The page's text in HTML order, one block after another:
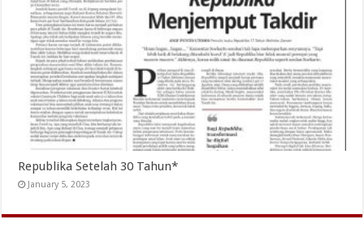
Republika Setelah 30 Tahun*
January 5, 2023